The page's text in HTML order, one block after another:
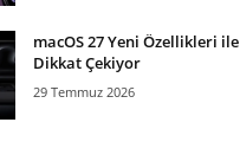
macOS 27 Yeni Özellikleri ile
Dikkat Çekiyor
29 Temmuz 2026